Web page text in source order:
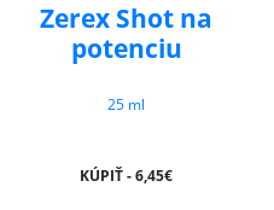
Zerex Shot na
potenciu
25 ml
KÚPIŤ - 6,45€